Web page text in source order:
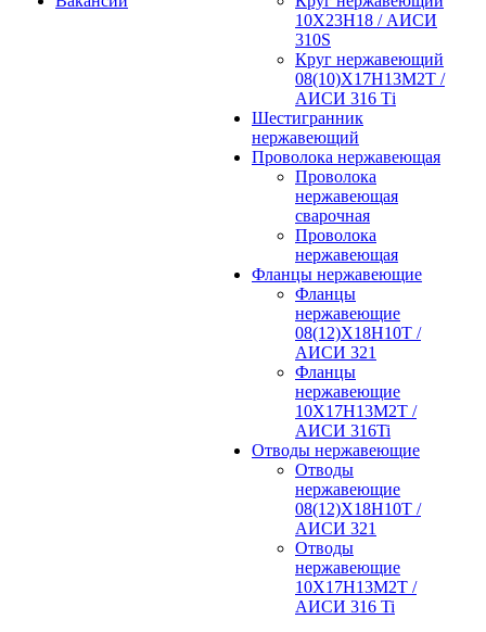
10Х23Н18 / АИСИ
310S
Круг нержавеющий
08(10)Х17Н13М2Т /
АИСИ 316 Тi
Шестигранник
нержавеющий
Проволока нержавеющая
Проволока
нержавеющая
сварочная
Проволока
нержавеющая
Фланцы нержавеющие
Фланцы
нержавеющие
08(12)Х18Н10Т /
АИСИ 321
Фланцы
нержавеющие
10Х17Н13М2Т /
АИСИ 316Ti
Отводы нержавеющие
Отводы
нержавеющие
08(12)Х18Н10Т /
АИСИ 321
Отводы
нержавеющие
10Х17Н13М2Т /
АИСИ 316 Ti